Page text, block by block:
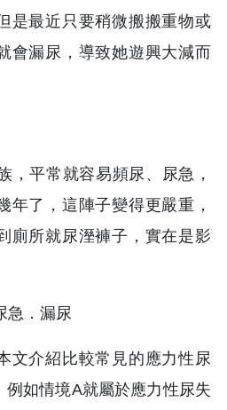
是最近只要稍微搬搬重物或
會漏尿，導致她遊興大減而
，平常就容易頻尿、尿急，
年了，這陣子變得更嚴重，
廁所就尿溼褲子，實在是影
文介紹比較常見的應力性尿
例如情境A就屬於應力性尿失